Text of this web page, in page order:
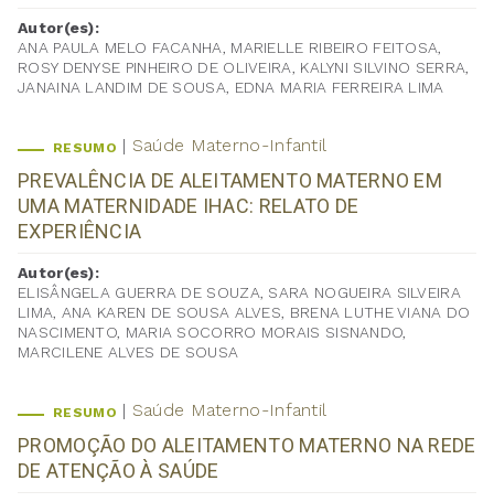
Autor(es):
ANA PAULA MELO FACANHA, MARIELLE RIBEIRO FEITOSA,
ROSY DENYSE PINHEIRO DE OLIVEIRA, KALYNI SILVINO SERRA,
JANAINA LANDIM DE SOUSA, EDNA MARIA FERREIRA LIMA
RESUMO Saúde Materno-Infantil
PREVALÊNCIA DE ALEITAMENTO MATERNO EM
UMA MATERNIDADE IHAC: RELATO DE
EXPERIÊNCIA
Autor(es):
ELISÂNGELA GUERRA DE SOUZA, SARA NOGUEIRA SILVEIRA
LIMA, ANA KAREN DE SOUSA ALVES, BRENA LUTHE VIANA DO
NASCIMENTO, MARIA SOCORRO MORAIS SISNANDO,
MARCILENE ALVES DE SOUSA
RESUMO Saúde Materno-Infantil
PROMOÇÃO DO ALEITAMENTO MATERNO NA REDE
DE ATENÇÃO À SAÚDE